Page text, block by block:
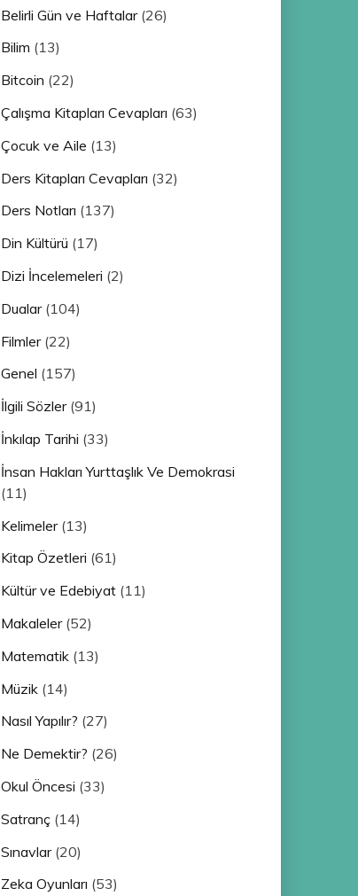
Belirli Gün ve Haftalar(26)
Bilim (13)
Bitcoin (22)
Çalışma Kitapları Cevapları (63)
Çocuk ve Aile (13)
Ders Kitapları Cevapları (32)
Ders Notları (137)
Din Kültürü (17)
Dizi İncelemeleri (2)
Dualar(104)
Filmler(22)
Genel (157)
İlgili Sözler(91)
İnkılap Tarihi (33)
İnsan Hakları Yurttaşlık Ve Demokrasi
(11)
Kelimeler(13)
Kitap Özetleri (61)
Kültür ve Edebiyat(11)
Makaleler(52)
Matematik(13)
Müzik(14)
Nasıl Yapılır? (27)
Ne Demektir? (26)
Okul Öncesi (33)
Satranç(14)
Sınavlar(20)
Zeka Oyunları (53)